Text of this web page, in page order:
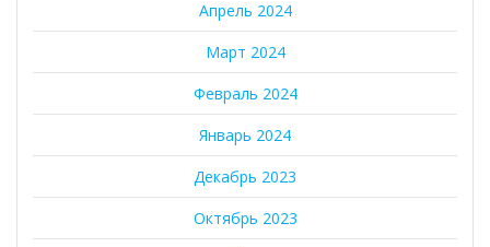
Апрель 2024
Март 2024
Февраль 2024
Январь 2024
Декабрь 2023
Октябрь 2023